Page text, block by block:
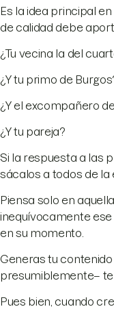
Es la idea principal
de calidad debe
¿Tu vecina la del
¿Y tu primo de
¿Y el excompañero
¿Y tu pareja?
Si la respuesta a las
sácalos a todos de la
Piensa solo en
inequívocamente
en su momento.
Generas tu
presumiblemente–
Pues bien, cuando